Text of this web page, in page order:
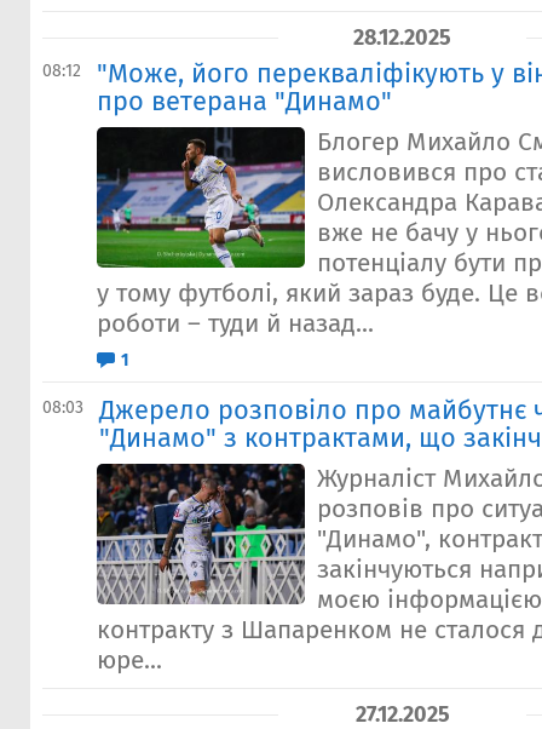
28.12.2025
08:12
"Може, його перекваліфікують у
про ветерана "Динамо"
Блогер Михайло
висловився про
Олександра
вже не бачу у
потенціалу бути
у тому футболі, який зараз буде. Це
роботи – туди й назад...
1
08:03
Джерело розповіло про майбутнє
"Динамо" з контрактами, що
Журналіст
розповів про
"Динамо",
закінчуються
моєю
контракту з Шапаренком не сталося
юре...
27.12.2025